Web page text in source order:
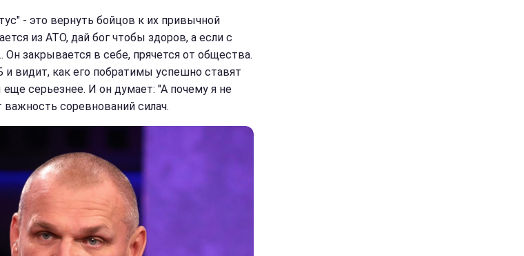
- это вернуть бойцов к их привычной
из АТО, дай бог чтобы здоров, а если с
Он закрывается в себе, прячется от общества.
видит, как его побратимы успешно ставят
серьезнее. И он думает: "А почему я не
соревнований силач.